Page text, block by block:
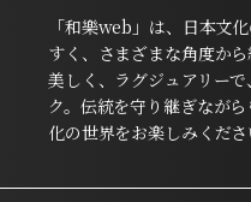
「和樂web」は、日本文
すく、さまざまな角度から
美しく、ラグジュアリー
ク。伝統を守り継ぎなが
化の世界をお楽しみくださ